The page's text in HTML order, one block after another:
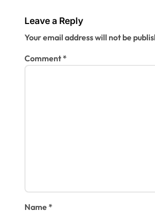
Leave a Reply
Your email address will not be
Comment*
Name*